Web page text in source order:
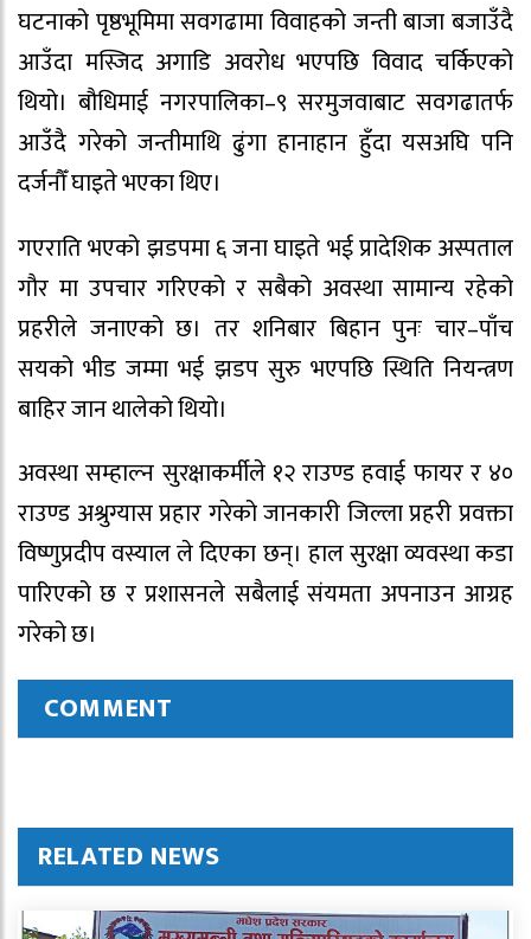
घटनाको पृष्ठभूमिमा सवगढामा विवाहको जन्ती बाजा बजाउँदै
आउँदा मस्जिद अगाडि अवरोध भएपछि विवाद चर्किएको
थियो। बौधिमाई नगरपालिका–९ सरमुजवाबाट सवगढातर्फ
आउँदै गरेको जन्तीमाथि ढुंगा हानाहान हुँदा यसअघि पनि
दर्जनौँ घाइते भएका थिए।
गएराति भएको झडपमा ६ जना घाइते भई प्रादेशिक अस्पताल
गौर मा उपचार गरिएको र सबैको अवस्था सामान्य रहेको
प्रहरीले जनाएको छ। तर शनिबार बिहान पुनः चार–पाँच
सयको भीड जम्मा भई झडप सुरु भएपछि स्थिति नियन्त्रण
बाहिर जान थालेको थियो।
अवस्था सम्हाल्न सुरक्षाकर्मीले १२ राउण्ड हवाई फायर र ४०
राउण्ड अश्रुग्यास प्रहार गरेको जानकारी जिल्ला प्रहरी प्रवक्ता
विष्णुप्रदीप वस्याल ले दिएका छन्। हाल सुरक्षा व्यवस्था कडा
पारिएको छ र प्रशासनले सबैलाई संयमता अपनाउन आग्रह
गरेको छ।
COMMENT
RELATED NEWS